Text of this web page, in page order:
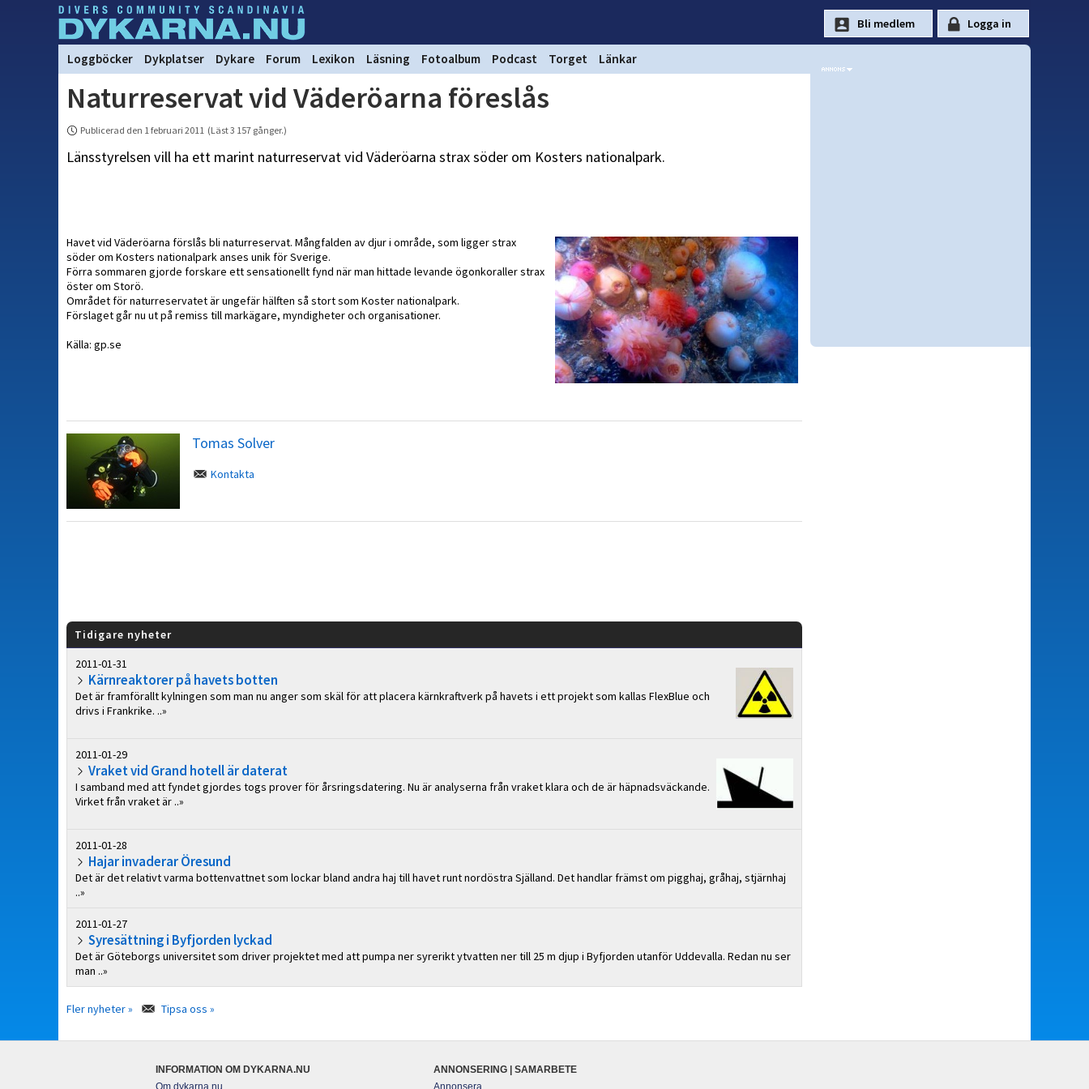
Loggböcker Dykplatser Dykare Forum Lexikon Läsning Fotoalbum Podcast Torget Länkar
Naturreservat vid Väderöarna föreslås
Publicerad den 1 februari 2011 (Läst 3 157 gånger.)
Länsstyrelsen vill ha ett marint naturreservat vid Väderöarna strax söder om Kosters nationalpark.
Havet vid Väderöarna förslås bli naturreservat. Mångfalden av djur i område, som ligger strax
söder om Kosters nationalpark anses unik för Sverige.
Förra sommaren gjorde forskare ett sensationellt fynd när man hittade levande ögonkoraller strax
öster om Storö.
Området för naturreservatet är ungefär hälften så stort som Koster nationalpark.
Förslaget går nu ut på remiss till markägare, myndigheter och organisationer.
Källa: gp.se
Tomas Solver
Kontakta
Tidigare nyheter
2011-01-31
Kärnreaktorer på havets botten
Det är framförallt kylningen som man nu anger som skäl för att placera kärnkraftverk på havets i ett projekt som kallas FlexBlue och
drivs i Frankrike. ..»
2011-01-29
Vraket vid Grand hotell är daterat
I samband med att fyndet gjordes togs prover för årsringsdatering. Nu är analyserna från vraket klara och de är häpnadsväckande.
Virket från vraket är ..»
2011-01-28
Hajar invaderar Öresund
Det är det relativt varma bottenvattnet som lockar bland andra haj till havet runt nordöstra Själland. Det handlar främst om pigghaj, gråhaj, stjärnhaj
..»
2011-01-27
Syresättning i Byfjorden lyckad
Det är Göteborgs universitet som driver projektet med att pumpa ner syrerikt ytvatten ner till 25 m djup i Byfjorden utanför Uddevalla. Redan nu ser
man ..»
Fler nyheter » Tipsa oss »
INFORMATION OM DYKARNA.NU
Om dykarna.nu
ANNONSERING | SAMARBETE
Annonsera